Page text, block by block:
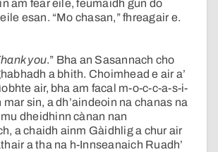
am fear eile, feumaidh gun do
esan. “Mo chasan,” fhreagair e.
you.” Bha an Sasannach cho
a bhith. Choimhead e air a’
air, bha am facal m-o-c-c-a-s-i-
mar sin, a dh’aindeoin na chanas na
dheidhinn cànan nan
a chaidh ainm Gàidhlig a chur air
a tha na h-Innseanaich Ruadh’